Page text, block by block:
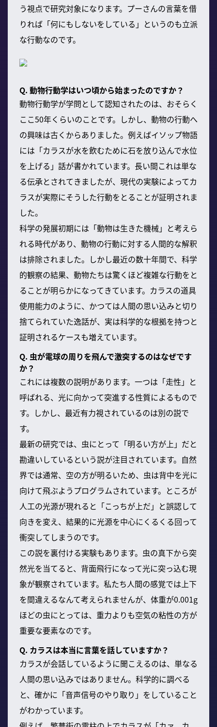
う視点で研究対象になります。プーさんの言葉を借
りれば「何にもしないをしている」というのも立派
な行動なのです。
Q. 動物行動学はいつ頃から始まったのですか？
動物行動学が学問として認知されたのは、おそらく
ここ50年くらいのことです。しかし、動物の行動へ
の興味は古くからありました。例えばイソップ物語
には「カラスが水を飲むために石を放り込んで水位
を上げる」話が書かれています。長い間これは単な
る伝承とされてきましたが、現代の実験によってカ
ラスが実際にそうした行動をとることが証明されま
した。
科学の発展初期には「動物は生きた機械」と考えら
れる時代があり、動物の行動に対する人間的な解釈
は排除されました。しかし最近の数十年間で、科学
的観察の結果、動物たちは驚くほど複雑な行動をと
ることが明らかになってきています。カラスの道具
使用能力のように、かつては人間の思い込みと切り
捨てられていた逸話が、実は科学的な根拠を持つと
証明されるケースも増えています。
Q. 虫が電球の周りを飛んで激突するのはなぜです
か？
これには複数の説明があります。一つは「走性」と
呼ばれる、光に向かって突進する性質によるもので
す。しかし、最近有力視されているのは別の説で
す。
最新の研究では、虫にとって「明るい方が上」だと
勘違いしているという説が注目されています。自然
界では通常、空の方が明るいため、虫は背中を光に
向けて飛ぶようプログラムされています。ところが
人工の光源が現れると「こっちが上だ」と誤認して
向きを変え、結果的に光源を中心にくるくる回って
衝突してしまうのです。
この説を裏付ける実験もあります。虫の真下から突
然光を当てると、背面飛行になって光に突っ込む現
象が観察されています。私たち人間の感覚では上下
を間違えるなんて考えられませんが、体重が0.001g
ほどの虫にとっては、重力よりも空気の粘性の方が
重要な要素なのです。
Q. カラスは本当に言葉を話していますか？
カラスが会話しているように聞こえるのは、単なる
人間の思い込みではありません。科学的に調べる
と、確かに「音声信号のやり取り」をしていること
がわかっています。